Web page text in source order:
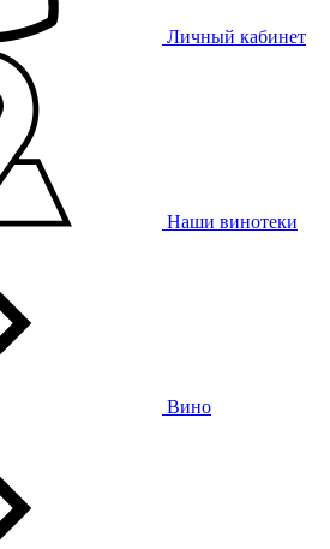
Личный кабинет
Наши винотеки
Вино